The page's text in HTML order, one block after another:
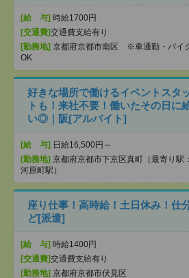
[給 与] 時給1700円
[交通費]交通費支給有り
[勤務地] 京都府京都市南区 ※車通勤・バイ
OK
好きな場所で働けるイベントスタ
トも！来社不要！働いたその日に
い◎｜阪[アルバイト]
[給 与] 日給16,500円～
[勤務地] 京都府京都市下京区真町（最寄り駅
河原町駅）
座り仕事！高時給！土日休み！仕
ど[派遣]
[給 与] 時給1400円
[交通費]交通費支給有り
[勤務地] 京都府京都市伏見区